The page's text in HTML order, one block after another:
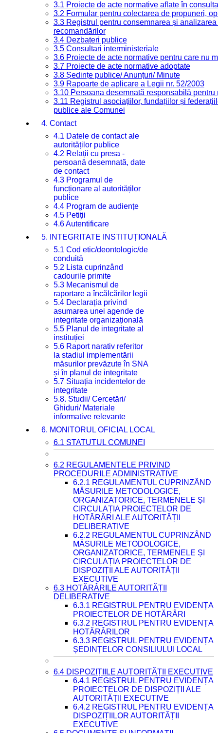
3.1 Proiecte de acte normative aflate în
3.2 Formular pentru colectarea de propuneri,
3.3 Registrul pentru consemnarea și
recomandărilor
3.4 Dezbateri publice
3.5 Consultari interministeriale
3.6 Proiecte de acte normative pentru care nu
3.7 Proiecte de acte normative adoptate
3.8 Ședințe publice/ Anunțuri/ Minute
3.9 Rapoarte de aplicare a Legii nr. 52/2003
3.10 Persoana desemnată responsabilă
3.11 Registrul asociațiilor, fundațiilor și
publice ale Comunei
4. Contact
4.1 Datele de contact ale
autorităților publice
4.2 Relații cu presa -
persoană desemnată, date
de contact
4.3 Programul de
funcționare al autorităților
publice
4.4 Program de audiențe
4.5 Petiții
4.6 Autentificare
5. INTEGRITATE INSTITUȚIONALĂ
5.1 Cod etic/deontologic/de
conduită
5.2 Lista cuprinzând
cadourile primite
5.3 Mecanismul de
raportare a încălcărilor legii
5.4 Declarația privind
asumarea unei agende de
integritate organizațională
5.5 Planul de integritate al
instituției
5.6 Raport narativ referitor
la stadiul implementării
măsurilor prevăzute în SNA
și în planul de integritate
5.7 Situația incidentelor de
integritate
5.8. Studii/ Cercetări/
Ghiduri/ Materiale
informative relevante
6. MONITORUL OFICIAL LOCAL
6.1 STATUTUL COMUNEI
6.2 REGULAMENTELE PRIVIND
PROCEDURILE ADMINISTRATIVE
6.2.1 REGULAMENTUL CUPRINZÂND
MĂSURILE METODOLOGICE,
ORGANIZATORICE, TERMENELE ȘI
CIRCULAȚIA PROIECTELOR DE
HOTĂRÂRI ALE AUTORITĂȚII
DELIBERATIVE
6.2.2 REGULAMENTUL CUPRINZÂND
MĂSURILE METODOLOGICE,
ORGANIZATORICE, TERMENELE ȘI
CIRCULAȚIA PROIECTELOR DE
DISPOZIȚII ALE AUTORITĂȚII
EXECUTIVE
6.3 HOTĂRÂRILE AUTORITĂȚII
DELIBERATIVE
6.3.1 REGISTRUL PENTRU EVIDENȚA
PROIECTELOR DE HOTĂRÂRI
6.3.2 REGISTRUL PENTRU EVIDENȚA
HOTĂRÂRILOR
6.3.3 REGISTRUL PENTRU EVIDENȚA
ȘEDINȚELOR CONSILIULUI LOCAL
6.4 DISPOZIȚIILE AUTORITĂȚII EXECUTIVE
6.4.1 REGISTRUL PENTRU EVIDENȚA
PROIECTELOR DE DISPOZIȚII ALE
AUTORITĂȚII EXECUTIVE
6.4.2 REGISTRUL PENTRU EVIDENȚA
DISPOZIȚIILOR AUTORITĂȚII
EXECUTIVE